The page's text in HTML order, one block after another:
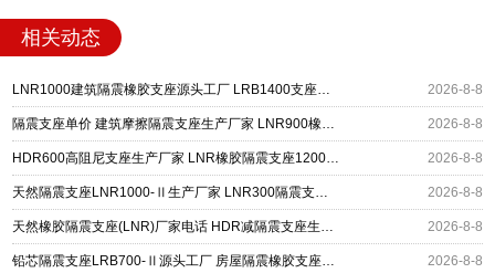
相关动态
LNR1000建筑隔震橡胶支座源头工厂 LRB1400支座生产厂家 建筑水平力隔震支座厂家 2026-8-8
隔震支座单价 建筑摩擦隔震支座生产厂家 LNR900橡胶支座生产厂家 2026-8-8
HDR600高阻尼支座生产厂家 LNR橡胶隔震支座1200厂家 建筑抗震铅芯支座厂家 2026-8-8
天然隔震支座LNR1000-Ⅱ生产厂家 LNR300隔震支座多少钱 LRB300铅芯橡胶隔震支座 2026-8-8
天然橡胶隔震支座(LNR)厂家电话 HDR减隔震支座生产厂家 LNR700支座多少钱 2026-8-8
铅芯隔震支座LRB700-Ⅱ源头工厂 房屋隔震橡胶支座多少钱 LNR600建筑橡胶隔震支座多少钱 2026-8-8